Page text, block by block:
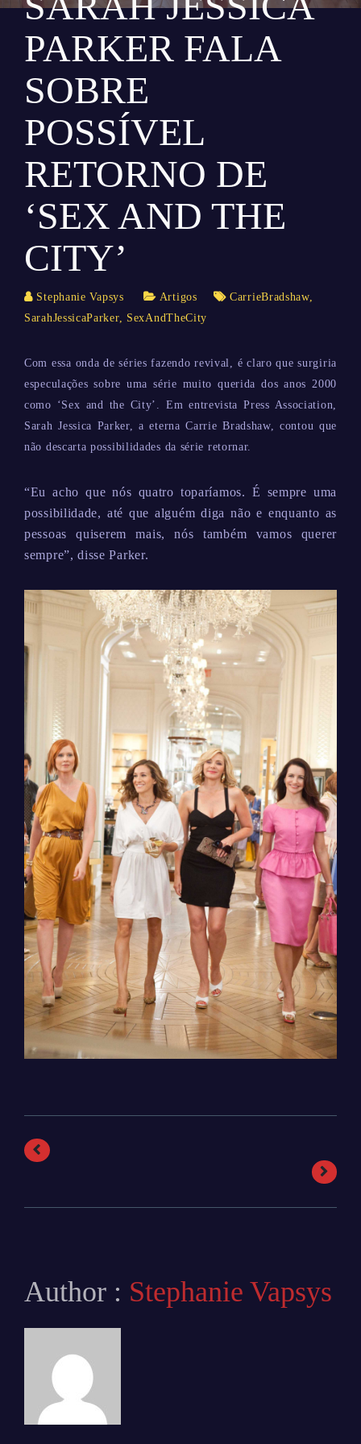
PARKER FALA
SOBRE
POSSÍVEL
RETORNO DE
‘SEX AND THE
CITY’
Stephanie Vapsys Artigos CarrieBradshaw,
SarahJessicaParker, SexAndTheCity
Com essa onda de séries fazendo revival, é claro que surgiria
especulações sobre uma série muito querida dos anos 2000
como ‘Sex and the City’. Em entrevista Press Association,
Sarah Jessica Parker, a eterna Carrie Bradshaw, contou que
não descarta possibilidades da série retornar.
“Eu acho que nós quatro toparíamos. É sempre uma
possibilidade, até que alguém diga não e enquanto as
pessoas quiserem mais, nós também vamos querer
sempre”, disse Parker.
Author : Stephanie Vapsys